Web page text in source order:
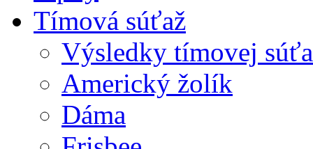
Tímová súťaž
Výsledky tímovej
Americký žolík
Dáma